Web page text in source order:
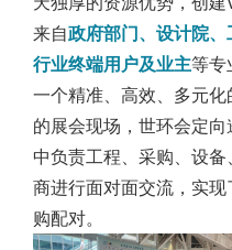
来自政府部门、设计院
行业终端用户及业主等专
一个精准、高效、多元
的展会现场，世环会定向
中负责工程、采购、设
商进行面对面交流，实
购配对。